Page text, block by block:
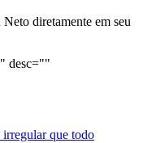
diretamente em seu
desc=""
que todo